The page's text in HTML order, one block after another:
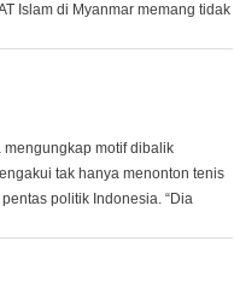
Islam di Myanmar memang tidak
mengungkap motif dibalik
tak hanya menonton tenis
politik Indonesia. “Dia